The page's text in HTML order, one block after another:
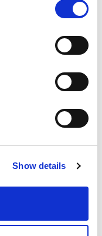
Show details